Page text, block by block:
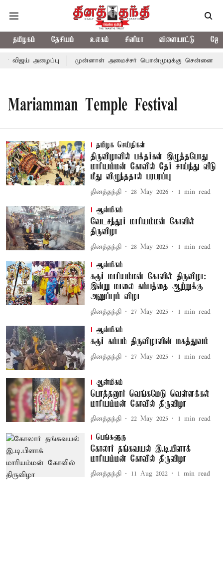
தமிழகம் தேசியம் உலகம் சினிமா விளையாட்டு
விஜய் அழைப்பு முன்னாள் அமைச்சர் பொன்முடிக்கு சென்னை
Mariamman Temple Festival
தமிழக செய்திகள்
திருவிழாவில் பக்தர்கள் இழுத்தபோது
மாரியம்மன் கோவில் தேர் சாய்ந்து வீடு
மீது விழுந்ததால் பரபரப்பு
தினத்தந்தி 28 May 2026 1 min read
ஆன்மிகம்
வேடசந்தூர் மாரியம்மன் கோவில்
திருவிழா
தினத்தந்தி 28 May 2025 1 min read
ஆன்மிகம்
கரூர் மாரியம்மன் கோவில் திருவிழா:
இன்று மாலை கம்பத்தை ஆற்றுக்கு
அனுப்பும் விழா
தினத்தந்தி 27 May 2025 1 min read
ஆன்மிகம்
கரூர் கம்பம் திருவிழாவின் மகத்துவம்
தினத்தந்தி 27 May 2025 1 min read
ஆன்மிகம்
பொத்தனூர் வெங்கமேடு வெள்ளக்கல்
மாரியம்மன் கோவில் திருவிழா
தினத்தந்தி 22 May 2025 1 min read
பெங்களூரு
கோலார் தங்கவயல் இ.டி.பிளாக்
மாரியம்மன் கோவில் திருவிழா
தினத்தந்தி 11 Aug 2022 1 min read